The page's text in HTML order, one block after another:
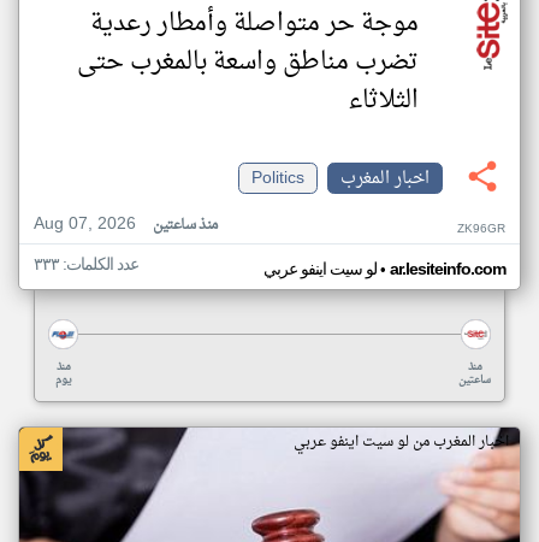
موجة حر متواصلة وأمطار رعدية
تضرب مناطق واسعة بالمغرب حتى
الثلاثاء
اخبار المغرب
Politics
Aug 07, 2026
منذ ساعتين ZK96GR
لو سيت اينفو عربي• ar.lesiteinfo.com عدد الكلمات: ٣٣٣
منذ
يوم
منذ
ساعتين
اخبار المغرب من لو سيت اينفو عربي